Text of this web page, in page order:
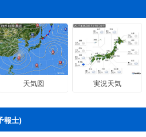
天気図 実況天気
報士)